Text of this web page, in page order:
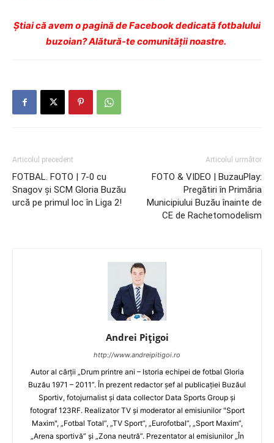
Ştiai că avem o pagină de Facebook dedicată fotbalului
buzoian? Alătură-te comunității noastre.
Articolul precedent
FOTBAL. FOTO | 7-0 cu
Snagov şi SCM Gloria Buzău
urcă pe primul loc în Liga 2!
Articolul următor
FOTO & VIDEO | BuzauPlay:
Pregătiri în Primăria
Municipiului Buzău înainte de
CE de Rachetomodelism
Andrei Pițigoi
http://www.andreipitigoi.ro
Autor al cărţii „Drum printre ani – Istoria echipei de fotbal Gloria
Buzău 1971 – 2011”. În prezent redactor şef al publicaţiei Buzăul
Sportiv, fotojurnalist şi data collector Data Sports Group şi
fotograf 123RF. Realizator TV şi moderator al emisiunilor "Sport
Maxim", „Fotbal Total”, „TV Sport”, „Eurofotbal”, „Sport Maxim”,
„Arena sportivă” şi „Zona neutră”. Prezentator al emisiunilor „În